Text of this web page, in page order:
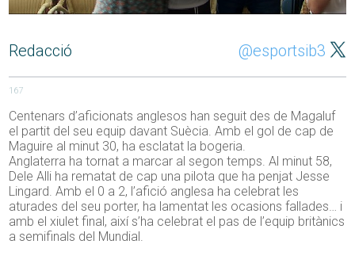
Redacció @esportsib3
167
Centenars d’aficionats anglesos han seguit des de Magaluf
el partit del seu equip davant Suècia. Amb el gol de cap de
Maguire al minut 30, ha esclatat la bogeria.
Anglaterra ha tornat a marcar al segon temps. Al minut 58,
Dele Alli ha rematat de cap una pilota que ha penjat Jesse
Lingard. Amb el 0 a 2, l’afició anglesa ha celebrat les
aturades del seu porter, ha lamentat les ocasions fallades… i
amb el xiulet final, així s’ha celebrat el pas de l’equip britànics
a semifinals del Mundial.